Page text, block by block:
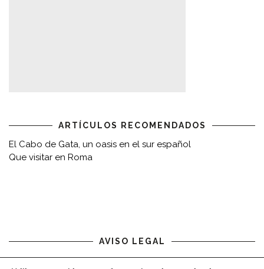
ARTÍCULOS RECOMENDADOS
El Cabo de Gata, un oasis en el sur español
Que visitar en Roma
AVISO LEGAL